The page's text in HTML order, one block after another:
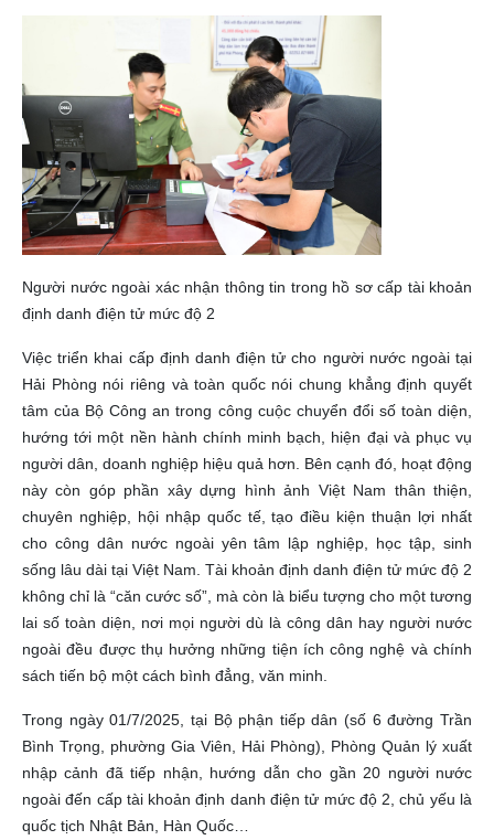
Người nước ngoài xác nhận thông tin trong hồ sơ cấp tài khoản
định danh điện tử mức độ 2
Việc triển khai cấp định danh điện tử cho người nước ngoài tại
Hải Phòng nói riêng và toàn quốc nói chung khẳng định quyết
tâm của Bộ Công an trong công cuộc chuyển đổi số toàn diện,
hướng tới một nền hành chính minh bạch, hiện đại và phục vụ
người dân, doanh nghiệp hiệu quả hơn. Bên cạnh đó, hoạt động
này còn góp phần xây dựng hình ảnh Việt Nam thân thiện,
chuyên nghiệp, hội nhập quốc tế, tạo điều kiện thuận lợi nhất
cho công dân nước ngoài yên tâm lập nghiệp, học tập, sinh
sống lâu dài tại Việt Nam. Tài khoản định danh điện tử mức độ 2
không chỉ là “căn cước số”, mà còn là biểu tượng cho một tương
lai số toàn diện, nơi mọi người dù là công dân hay người nước
ngoài đều được thụ hưởng những tiện ích công nghệ và chính
sách tiến bộ một cách bình đẳng, văn minh.
Trong ngày 01/7/2025, tại Bộ phận tiếp dân ­(số 6 đường Trần
Bình Trọng, phường Gia Viên, Hải Phòng), Phòng Quản lý xuất
nhập cảnh đã tiếp nhận, hướng dẫn cho gần 20 người nước
ngoài đến cấp tài khoản định danh điện tử mức độ 2, chủ yếu là
quốc tịch Nhật Bản, Hàn Quốc…